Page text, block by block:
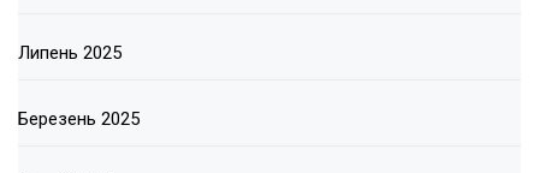
Липень 2025
Березень 2025